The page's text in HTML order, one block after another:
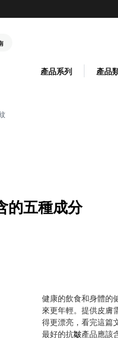
產品系列 產品
的五種成分
健康的飲食和身體的
來更年輕。 提供皮膚
得更漂亮，看完這篇
最好的抗皺產品應該